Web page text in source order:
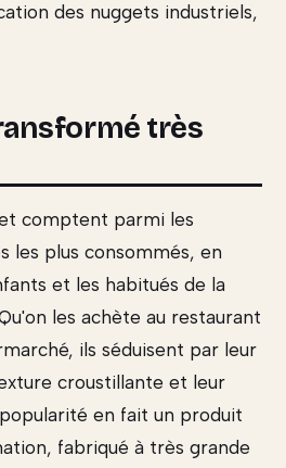
des nuggets industriels,
très
comptent parmi les
les plus consommés, en
et les habitués de la
les achète au restaurant
ils séduisent par leur
croustillante et leur
en fait un produit
fabriqué à très grande